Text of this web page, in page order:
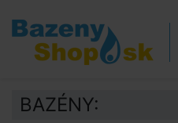
Prejsť na obsah
Prejsť k bočnému stĺpci
Klávesové skratky
BAZÉNY: